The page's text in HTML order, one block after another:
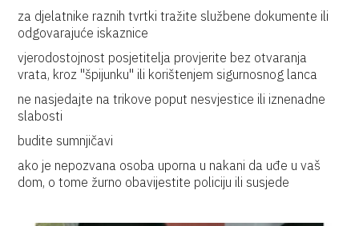
za djelatnike raznih tvrtki tražite službene dokumente ili
odgovarajuće iskaznice
vjerodostojnost posjetitelja provjerite bez otvaranja
vrata, kroz ''špijunku'' ili korištenjem sigurnosnog lanca
ne nasjedajte na trikove poput nesvjestice ili iznenadne
slabosti
budite sumnjičavi
ako je nepozvana osoba uporna u nakani da uđe u vaš
dom, o tome žurno obavijestite policiju ili susjede